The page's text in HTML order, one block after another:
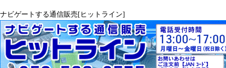
ナビゲートする通信販売[ヒットライン]